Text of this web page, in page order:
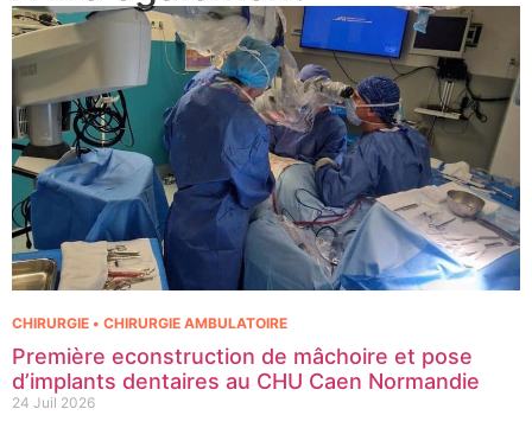
Première econstruction de mâchoire et pose
d’implants dentaires au CHU Caen Normandie
24 Juil 2026
CHIRURGIE • CHIRURGIE AMBULATOIRE